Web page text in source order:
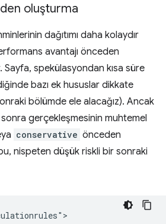
oluşturma
dağıtımı daha kolaydır
avantajı önceden
Sayfa, spekülasyondan kısa süre
bazı ek hususlar dikkate
bölümde ele alacağız). Ancak
gerçekleşmesinin muhtemel
conservative önceden
nispeten düşük riskli bir sonraki